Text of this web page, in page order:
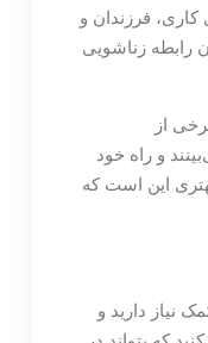
کاری، فرزندان و
رابطه زناشویی
از
و راه خود
این است که
نیاز دارید و